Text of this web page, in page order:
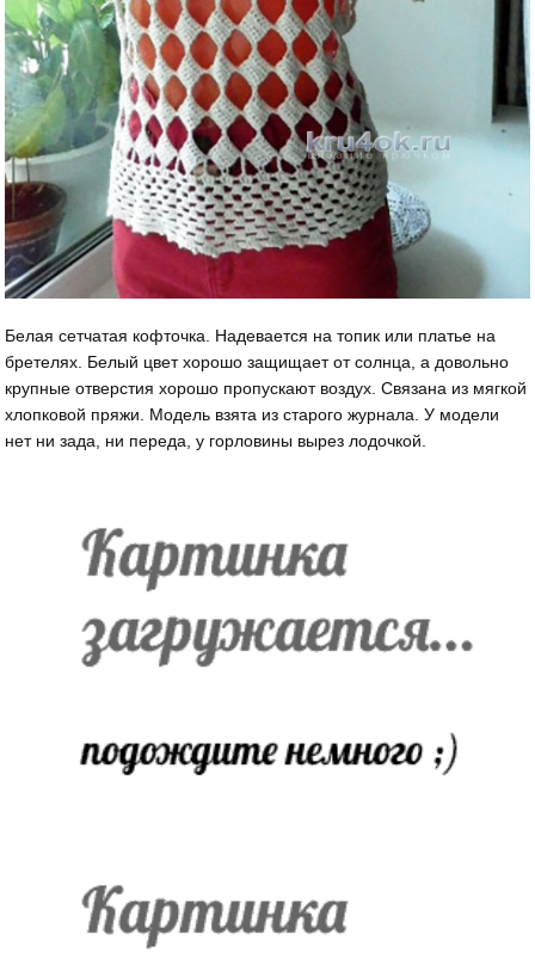
Белая сетчатая кофточка. Надевается на топик или платье на
бретелях. Белый цвет хорошо защищает от солнца, а довольно
крупные отверстия хорошо пропускают воздух. Связана из мягкой
хлопковой пряжи. Модель взята из старого журнала. У модели
нет ни зада, ни переда, у горловины вырез лодочкой.